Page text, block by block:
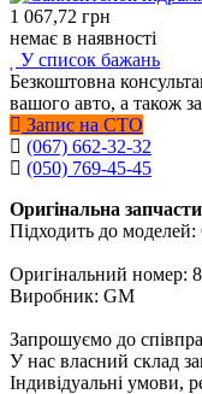
1 067,72 грн
немає в наявності
У список бажань
Безкоштовна
вашого авто, а також
Запис на СТО
(067) 662-32-32
(050) 769-45-45
Оригінальна
Підходить до
Оригінальний номер:
Виробник: GM
Запрошуємо до
У нас власний склад
Індивідуальні умови,